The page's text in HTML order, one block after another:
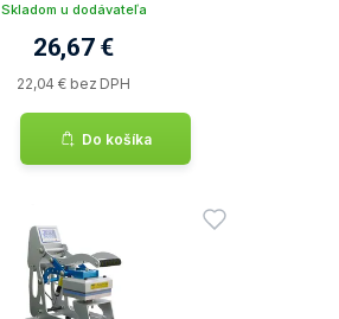
Skladom u dodávateľa
26,67 €
22,04 € bez DPH
Do košíka